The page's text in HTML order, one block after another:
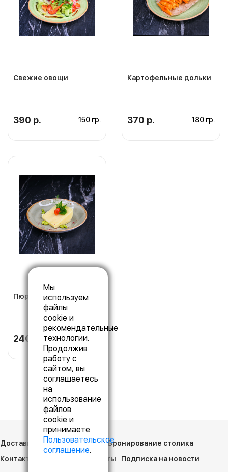
Свежие овощи
390 р. 150 гр.
Картофельные дольки
370 р. 180 гр.
Пюре картофельное
240 р. 120 гр.
Доставка Сотрудничество
Бронирование столика
Контакты
Документы Подписка на новости
Мы
используем
файлы
cookie и
рекомендательные
технологии.
Продолжив
работу с
сайтом, вы
соглашаетесь
на
использование
файлов
cookie и
принимаете
Пользовательское
соглашение.